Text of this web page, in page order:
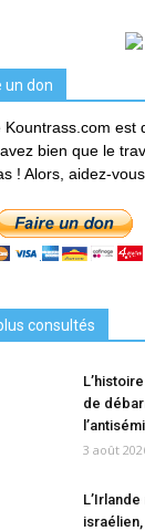
un don
Kountrass.com est
bien que le
! Alors, aidez-
consultés
de
3 août